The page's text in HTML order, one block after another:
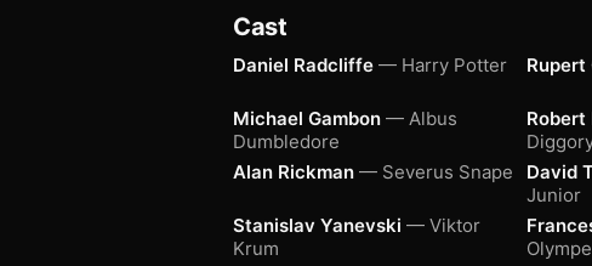
Cast
Daniel Radcliffe — Harry Potter Rupert
Michael Gambon — Albus
Dumbledore
Robert
Alan Rickman — Severus Snape David
Junior
Stanislav Yanevski — Viktor
Krum